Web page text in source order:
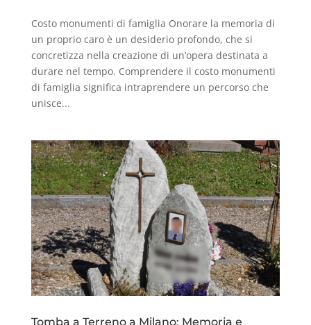
Costo monumenti di famiglia Onorare la memoria di
un proprio caro è un desiderio profondo, che si
concretizza nella creazione di un’opera destinata a
durare nel tempo. Comprendere il costo monumenti
di famiglia significa intraprendere un percorso che
unisce...
Tomba a Terreno a Milano: Memoria e